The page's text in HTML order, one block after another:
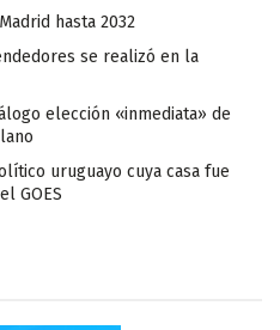
hasta 2032
se realizó en la
elección «inmediata» de
uruguayo cuya casa fue
GOES